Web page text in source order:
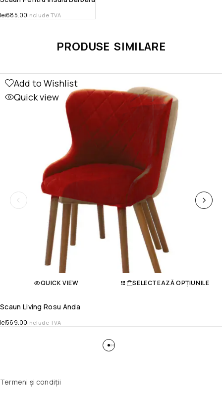
lei685.00include TVA
PRODUSE SIMILARE
Add to Wishlist
Quick view
QUICK VIEW SELECTEAZĂ OPȚIUNILE
Scaun Living Rosu Anda
lei569.00include TVA
Termeni și condiții